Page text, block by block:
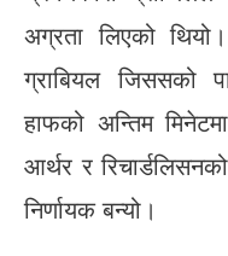
अग्रता लिएको
ग्राबियल जिससको
हाफको अन्तिम
आर्थर र
निर्णायक बन्यो।